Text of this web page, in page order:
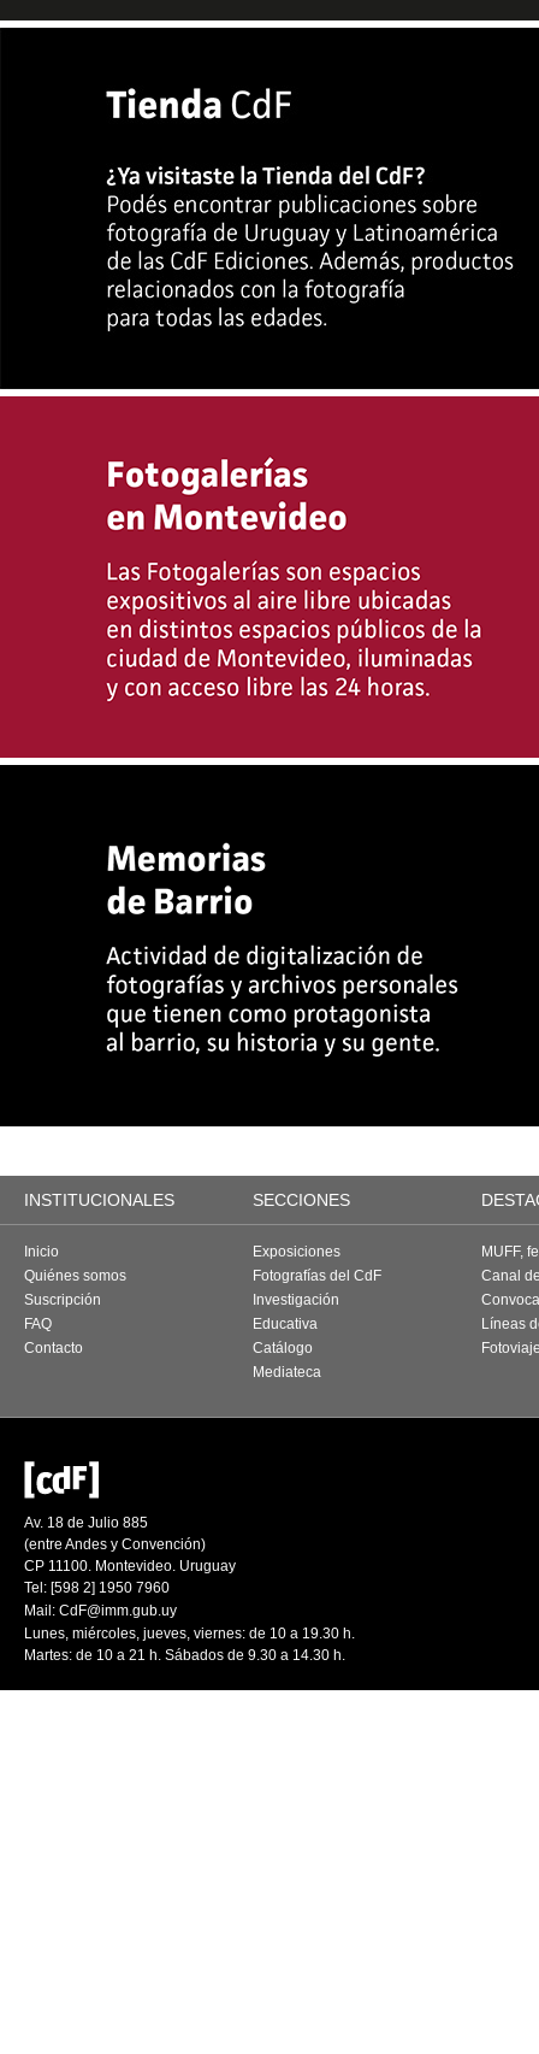
INSTITUCIONALES SECCIONES
Inicio
Quiénes somos
Suscripción
FAQ
Contacto
Exposiciones
Fotografías del CdF
Investigación
Educativa
Catálogo
Mediateca
MUFF,
Canal
Líneas
Av. 18 de Julio 885
(entre Andes y Convención)
CP 11100. Montevideo. Uruguay
Tel: [598 2] 1950 7960
Mail: CdF@imm.gub.uy
Lunes, miércoles, jueves, viernes: de 10 a 19.30 h.
Martes: de 10 a 21 h. Sábados de 9.30 a 14.30 h.